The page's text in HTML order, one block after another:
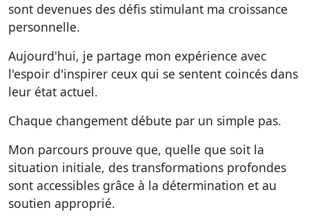
sont devenues des défis stimulant ma croissance
personnelle.
Aujourd'hui, je partage mon expérience avec
l'espoir d'inspirer ceux qui se sentent coincés dans
leur état actuel.
Chaque changement débute par un simple pas.
Mon parcours prouve que, quelle que soit la
situation initiale, des transformations profondes
sont accessibles grâce à la détermination et au
soutien approprié.